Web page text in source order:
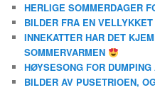
HERLIGE SOMMERDAGER
BILDER FRA EN
INNEKATTER HAR DET
SOMMERVARMEN
HØYSESONG FOR DUMPING
BILDER AV PUSETRIOEN,